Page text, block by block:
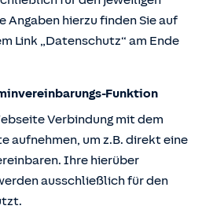
Angaben hierzu finden Sie auf
Link „Datenschutz“ am Ende
Funktion
Verbindung mit dem
aufnehmen, um z.B. direkt eine
Ihre hierüber
ausschließlich für den